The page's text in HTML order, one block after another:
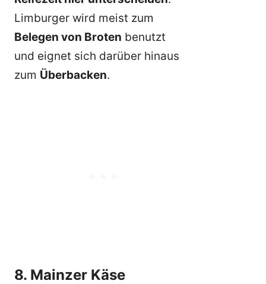
Limburger wird meist zum
Belegen von Broten benutzt
und eignet sich darüber hinaus
zum Überbacken.
8. Mainzer Käse